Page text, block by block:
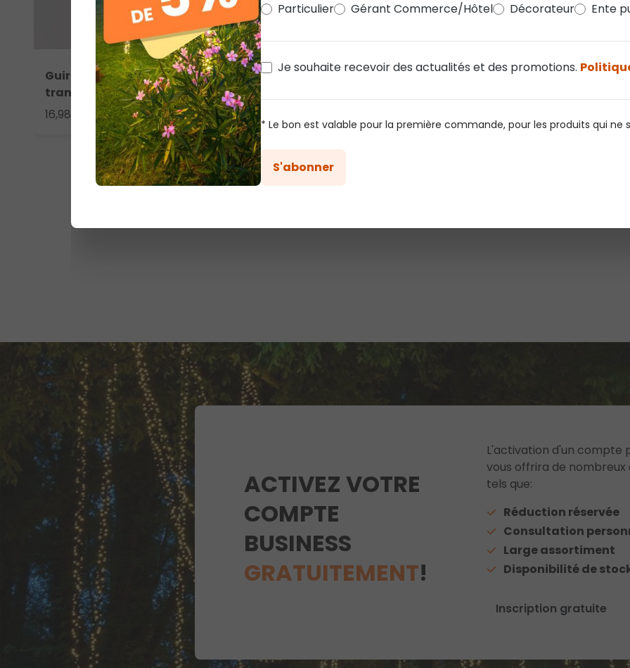
Particulier Gérant Commerce/Hôtel Décorateur Ente
Je souhaite recevoir des actualités et des promotions.
* Le bon est valable pour la première commande, pour les produits qui ne
S'abonner
Guirlande Connect+ 12 m, 120 led blanc chaud, câble
transparent, prolongeable
16,98 €
Guirlande Festoon Connect+ 3
ACTIVEZ VOTRE
COMPTE
BUSINESS
GRATUITEMENT!
L'activation d'un compte
vous offrira de nombreux
tels que:
Réduction réservée
Consultation
Large assortiment
Disponibilité de
Inscription gratuite